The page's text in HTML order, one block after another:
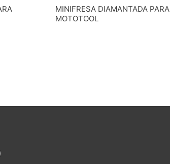
MINIFRESA DIAMANTADA PARA
MOTOTOOL